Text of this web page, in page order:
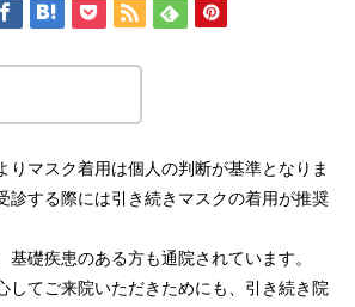
りマスク着用は個人の判断が基準となりま
診する際には引き続きマスクの着用が推奨
基礎疾患のある方も通院されています。
してご来院いただきためにも、引き続き院